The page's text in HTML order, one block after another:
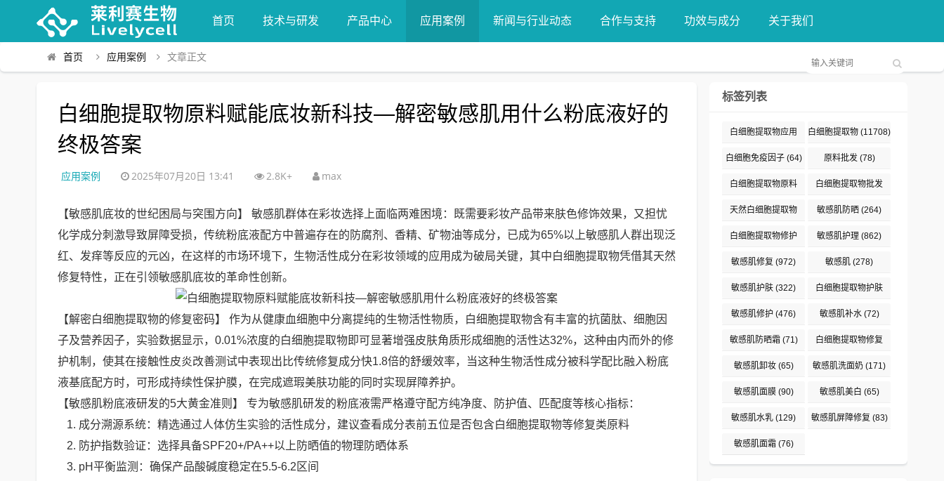
首页 技术与研发 产品中心 应用案例 新闻与行业动态 合作与支持 功效与成分 关于我们
首页 应用案例 文章正文
白细胞提取物原料赋能底妆新科技—解密敏感肌用什么粉底液好的
终极答案
应用案例 2025年07月20日 13:41 2.8K+ max
【敏感肌底妆的世纪困局与突围方向】 敏感肌群体在彩妆选择上面临两难困境：既需要彩妆产品带来肤色修饰效果，又担忧
化学成分刺激导致屏障受损，传统粉底液配方中普遍存在的防腐剂、香精、矿物油等成分，已成为65%以上敏感肌人群出现泛
红、发痒等反应的元凶，在这样的市场环境下，生物活性成分在彩妆领域的应用成为破局关键，其中白细胞提取物凭借其天然
修复特性，正在引领敏感肌底妆的革命性创新。
【解密白细胞提取物的修复密码】 作为从健康血细胞中分离提纯的生物活性物质，白细胞提取物含有丰富的抗菌肽、细胞因
子及营养因子，实验数据显示，0.01%浓度的白细胞提取物即可显著增强皮肤角质形成细胞的活性达32%，这种由内而外的修
护机制，使其在接触性皮炎改善测试中表现出比传统修复成分快1.8倍的舒缓效率，当这种生物活性成分被科学配比融入粉底
液基底配方时，可形成持续性保护膜，在完成遮瑕美肤功能的同时实现屏障养护。
【敏感肌粉底液研发的5大黄金准则】 专为敏感肌研发的粉底液需严格遵守配方纯净度、防护值、匹配度等核心指标：
成分溯源系统：精选通过人体仿生实验的活性成分，建议查看成分表前五位是否包含白细胞提取物等修复类原料
防护指数验证：选择具备SPF20+/PA++以上防晒值的物理防晒体系
pH平衡监测：确保产品酸碱度稳定在5.5-6.2区间
标签列表
白细胞提取物应用
(376)
白细胞提取物 (11708)
白细胞免疫因子(64) 原料批发(78)
白细胞提取物原料
(132)
白细胞提取物批发
(89)
天然白细胞提取物
(187)
敏感肌防晒 (264)
白细胞提取物修护
(191)
敏感肌护理 (862)
敏感肌修复 (972) 敏感肌 (278)
敏感肌护肤 (322) 白细胞提取物护肤
(477)
敏感肌修护 (476) 敏感肌补水(72)
敏感肌防晒霜(71) 白细胞提取物修复
(242)
敏感肌卸妆(65) 敏感肌洗面奶 (171)
敏感肌面膜(90) 敏感肌美白 (65)
敏感肌水乳 (129) 敏感肌屏障修复 (83)
敏感肌面霜(76)